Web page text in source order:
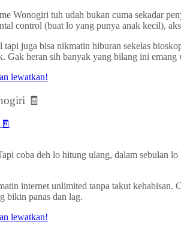
Wonogiri tuh udah bukan cuma sekadar
control (buat lo yang punya anak kecil),
juga bisa nikmatin hiburan sekelas
Gak heran sih banyak yang bilang ini emang
🧾
coba deh lo hitung ulang, dalam sebulan
internet unlimited tanpa takut
bikin panas dan lag.